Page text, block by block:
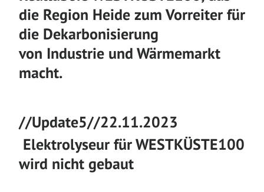
die Region Heide zum Vorreiter für
die Dekarbonisierung
von Industrie und Wärmemarkt
macht.
//Update5//22.11.2023
Elektrolyseur für WESTKÜSTE100
wird nicht gebaut